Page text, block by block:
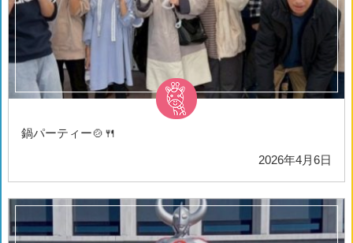
鍋パーティー🍲🍴
2026年4月6日